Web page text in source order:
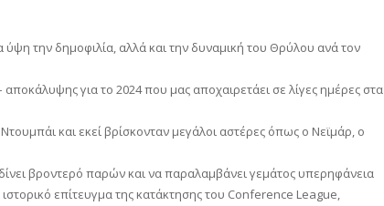
την δημοφιλία, αλλά και την δυναμική του Θρύλου ανά τον
για το 2024 που μας αποχαιρετάει σε λίγες ημέρες στα
και εκεί βρίσκονταν μεγάλοι αστέρες όπως ο Νεϊμάρ, ο
βροντερό παρών και να παραλαμβάνει γεμάτος υπερηφάνεια
επίτευγμα της κατάκτησης του Conference League,